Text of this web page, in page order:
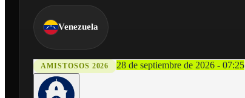
Venezuela
AMISTOSOS 2026 28 de septiembre de 2026 - 07:25